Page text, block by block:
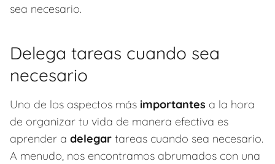
sea necesario.
Delega tareas cuando sea
necesario
Uno de los aspectos más importantes a la hora
de organizar tu vida de manera efectiva es
aprender a delegar tareas cuando sea necesario.
A menudo, nos encontramos abrumados con una